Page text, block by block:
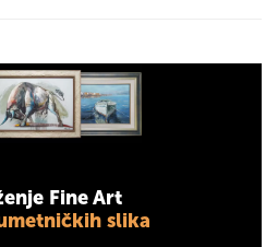
Fine Art
slika